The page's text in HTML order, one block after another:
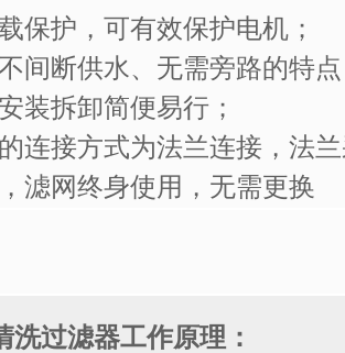
保护，可有效保护电机；
间断供水、无需旁路的特
装拆卸简便易行；
连接方式为法兰连接，法
滤网终身使用，无需更换
洗过滤器工作原理：